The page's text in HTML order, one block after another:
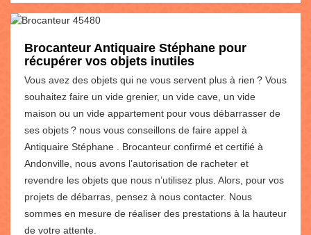
Brocanteur Antiquaire Stéphane pour
récupérer vos objets inutiles
Vous avez des objets qui ne vous servent plus à rien ? Vous
souhaitez faire un vide grenier, un vide cave, un vide
maison ou un vide appartement pour vous débarrasser de
ses objets ? nous vous conseillons de faire appel à
Antiquaire Stéphane . Brocanteur confirmé et certifié à
Andonville, nous avons l’autorisation de racheter et
revendre les objets que nous n’utilisez plus. Alors, pour vos
projets de débarras, pensez à nous contacter. Nous
sommes en mesure de réaliser des prestations à la hauteur
de votre attente.